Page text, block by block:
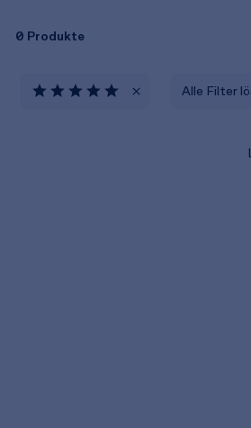
0 Produkte
Alle Filter